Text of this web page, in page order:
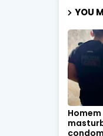
YOU